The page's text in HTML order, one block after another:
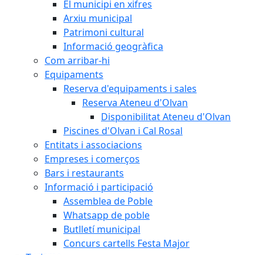
El municipi en xifres
Arxiu municipal
Patrimoni cultural
Informació geogràfica
Com arribar-hi
Equipaments
Reserva d'equipaments i sales
Reserva Ateneu d'Olvan
Disponibilitat Ateneu d'Olvan
Piscines d'Olvan i Cal Rosal
Entitats i associacions
Empreses i comerços
Bars i restaurants
Informació i participació
Assemblea de Poble
Whatsapp de poble
Butlletí municipal
Concurs cartells Festa Major